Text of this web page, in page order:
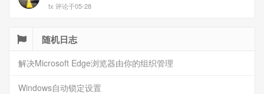
tx 评论于05-28
随机日志
解决Microsoft Edge浏览器由你的组织管理
Windows自动锁定设置